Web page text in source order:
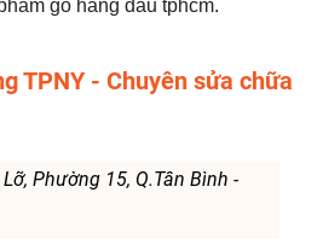
gỗ hàng đầu tphcm.
TPNY - Chuyên sửa chữa
Phường 15, Q.Tân Bình -